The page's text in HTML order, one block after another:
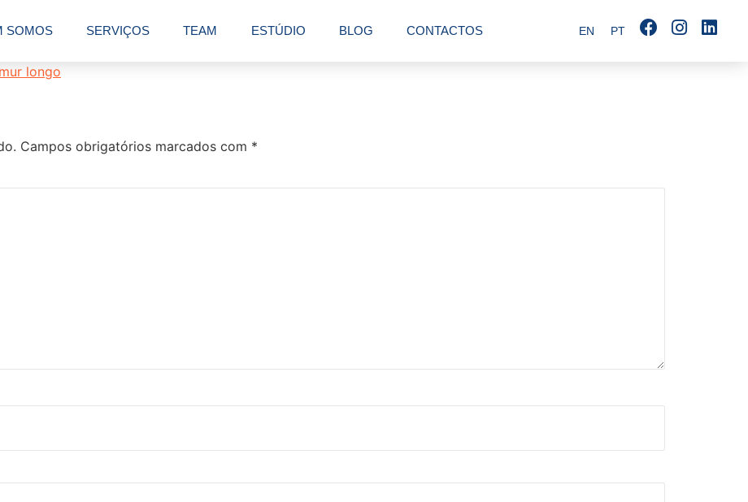
SOMOS SERVIÇOS TEAM ESTÚDIO BLOG CONTACTOS EN PT
Campos obrigatórios marcados com *